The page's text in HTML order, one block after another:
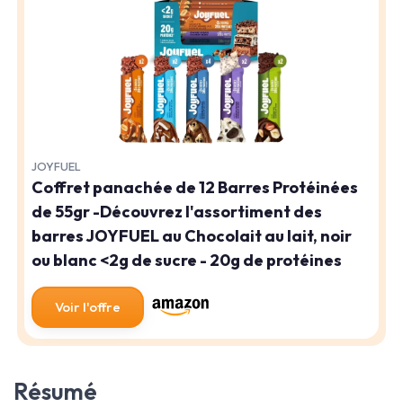
JOYFUEL
Coffret panachée de 12 Barres Protéinées
de 55gr -Découvrez l'assortiment des
barres JOYFUEL au Chocolait au lait, noir
ou blanc <2g de sucre - 20g de protéines
Voir l'offre
Résumé